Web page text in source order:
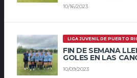
10/16/2023
LIGA JUVENIL DE PUERTO
FIN DE SEMANA
GOLES EN LAS
10/09/2023